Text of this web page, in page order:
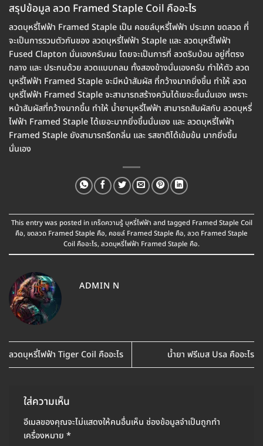
สรุปข้อมูล ลวด Framed Staple Coil คืออะไร
ลวดบุหรี่ไฟฟ้า Framed Staple เป็น คอยล์บุหรี่ไฟฟ้า ประเภท ขดลวด ที่
จะเป็นการรวมตัวกันของ ลวดบุหรี่ไฟฟ้า Staple และ ลวดบุหรี่ไฟฟ้า
Fused Clapton นั่นเองครับผม โดยจะเป็นการที่ ลวดริบบ้อน อยู่ที่ตรง
กลาง และ ประกบด้วย ลวดแบบกลม ทั้งสองข้างนั่นเองครับ ทำให้ตัว ลวด
บุหรี่ไฟฟ้า Framed Staple จะมีหน้าสัมผัส ที่กว้างมากยิ่งขึ้น ทำให้ ลวด
บุหรี่ไฟฟ้า Framed Staple จะสามารถสร้างควันได้เยอะขึ้นนั่นเอง เพราะ
หน้าสัมผัสที่กว้างมากขึ้น ทำให้ น้ำยาบุหรี่ไฟฟ้า สามารถสัมผัสกับ ลวดบุหรี่
ไฟฟ้า Framed Staple ได้เยอะมากยิ่งขึ้นนั่นเอง และ ลวดบุหรี่ไฟฟ้า
Framed Staple ยังสามารถรีดกลิ่น และ รสชาติได้เข้มข้น มากยิ่งขึ้น
นั่นเอง
This entry was posted in เกร็ดความรู้ บุหรี่ไฟฟ้า and tagged Framed Staple Coil
คือ, ขดลวด Framed Staple คือ, คอยล์ Framed Staple คือ, ลวด Framed Staple
Coil คืออะไร, ลวดบุหรี่ไฟฟ้า Framed Staple คือ.
ADMIN N
ลวดบุหรี่ไฟฟ้า Tiger Coil คืออะไร น้ำยา ฟรีเบส Usa คืออะไร
ใส่ความเห็น
อีเมลของคุณจะไม่แสดงให้คนอื่นเห็น ช่องข้อมูลจำเป็นถูกทำ
เครื่องหมาย *